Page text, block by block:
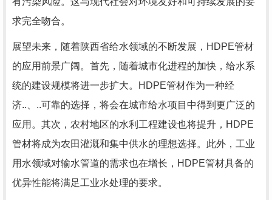
求完全吻合。
展望未来，随着陕西省给水领域的不断发展，HDPE管材
的应用前景广阔。首先，随着城市化进程的加快，给水系
统的建设规模将进一步扩大。HDPE管材作为一种经
济..、..可靠的选择，将会在城市给水项目中得到更广泛的
应用。其次，农村地区的水利工程建设也将提升，HDPE
管材将成为农田灌溉和集中供水的理想选择。此外，工业
用水领域对输水管道的需求也在增长，HDPE管材具备的
优异性能将满足工业水处理的要求。